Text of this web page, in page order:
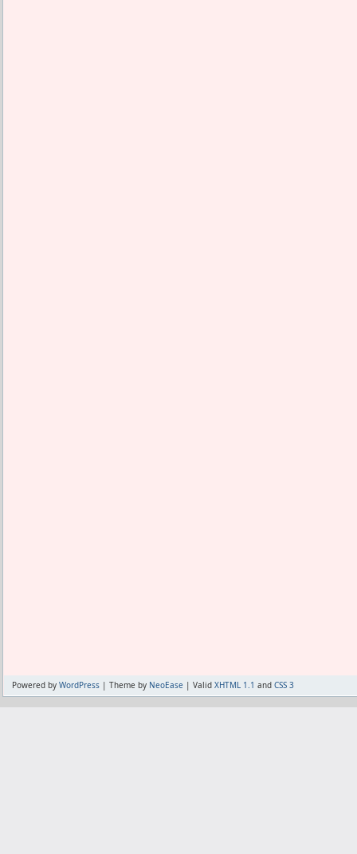
Powered by WordPress | Theme by NeoEase | Valid XHTML 1.1 and CSS 3